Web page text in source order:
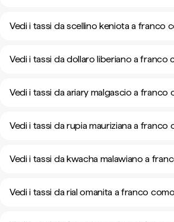
Vedi i tassi da scellino keniota a franco
Vedi i tassi da dollaro liberiano a franco
Vedi i tassi da ariary malgascio a franco
Vedi i tassi da rupia mauriziana a franco
Vedi i tassi da kwacha malawiano a
Vedi i tassi da rial omanita a franco